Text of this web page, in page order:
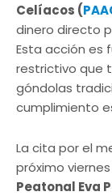
Celíacos (
dinero directo
Esta acción es
restrictivo que
góndolas
cumplimiento
La cita por el
próximo
Peatonal Eva